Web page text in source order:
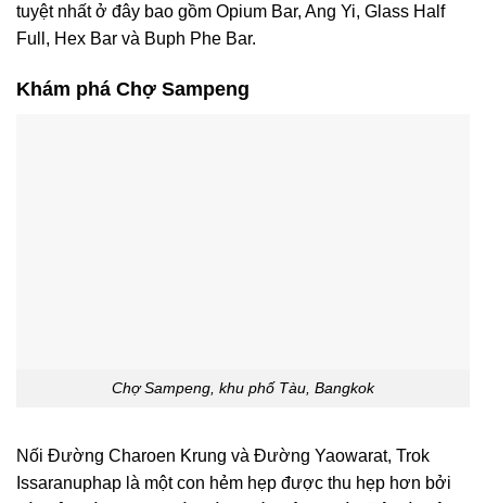
tuyệt nhất ở đây bao gồm Opium Bar, Ang Yi, Glass Half
Full, Hex Bar và Buph Phe Bar.
Khám phá Chợ Sampeng
Chợ Sampeng, khu phố Tàu, Bangkok
Nối Đường Charoen Krung và Đường Yaowarat, Trok
Issaranuphap là một con hẻm hẹp được thu hẹp hơn bởi